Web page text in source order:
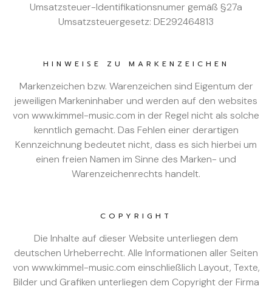
Umsatzsteuer-Identifikationsnumer gemäß §27a
Umsatzsteuergesetz: DE292464813
HINWEISE ZU MARKENZEICHEN
Markenzeichen bzw. Warenzeichen sind Eigentum der
jeweiligen Markeninhaber und werden auf den websites
von www.kimmel-music.com in der Regel nicht als solche
kenntlich gemacht. Das Fehlen einer derartigen
Kennzeichnung bedeutet nicht, dass es sich hierbei um
einen freien Namen im Sinne des Marken- und
Warenzeichenrechts handelt.
COPYRIGHT
Die Inhalte auf dieser Website unterliegen dem
deutschen Urheberrecht. Alle Informationen aller Seiten
von www.kimmel-music.com einschließlich Layout, Texte,
Bilder und Grafiken unterliegen dem Copyright der Firma